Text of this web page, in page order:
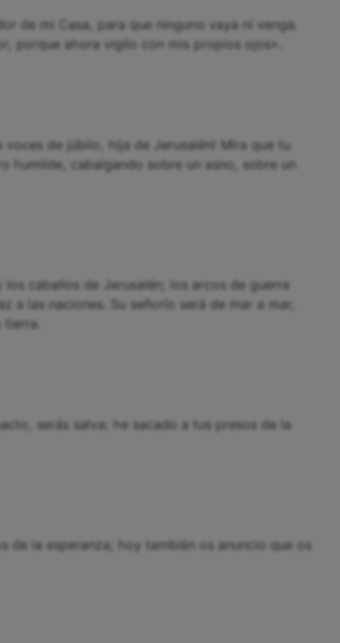
de mi Casa, para que ninguno vaya ni venga.
porque ahora vigilo con mis propios ojos».
voces de júbilo, hija de Jerusalén! Mira que tu
humilde, cabalgando sobre un asno, sobre un
los caballos de Jerusalén; los arcos de guerra
a las naciones. Su señorío será de mar a mar,
serás salva; he sacado a tus presos de la
de la esperanza; hoy también os anuncio que os